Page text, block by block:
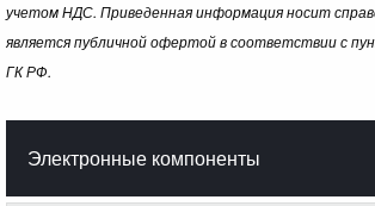
учетом НДС. Приведенная информация носит
является публичной офертой в соответствии с
ГК РФ.
Электронные компоненты